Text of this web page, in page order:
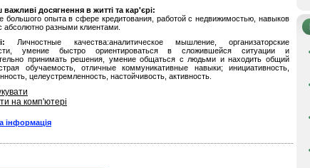
досягнення в житті та кар'єрі:
большого опыта в сфере кредитования, работой с недвижимостью, навыков
абсолютно разными клиентами.
Личностные качества:аналитическое мышление, организаторские
умение быстро ориентироваться в сложившейся ситуации и
принимать решения, умение общаться с людьми и находить общий
обучаемость, отличные коммуникативные навыки; инициативность,
целеустремленность, настойчивость, активность.
на комп'ютері
інформація